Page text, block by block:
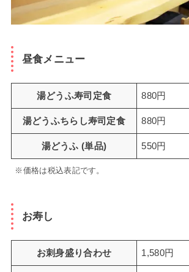
昼食メニュー
湯どうふ寿司定食 880円
湯どうふちらし寿司定食 880円
湯どうふ (単品) 550円
※価格は税込表記です。
お寿し
お刺身盛り合わせ 1,580円